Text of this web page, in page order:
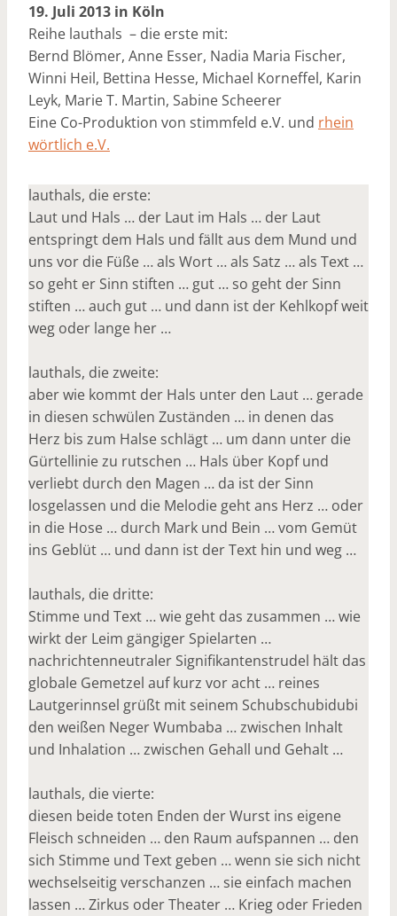
19. Juli 2013 in Köln
Reihe lauthals – die erste mit:
Bernd Blömer, Anne Esser, Nadia Maria Fischer,
Winni Heil, Bettina Hesse, Michael Korneffel, Karin
Leyk, Marie T. Martin, Sabine Scheerer
Eine Co-Produktion von stimmfeld e.V. und rhein
wörtlich e.V.
lauthals, die erste:
Laut und Hals … der Laut im Hals … der Laut
entspringt dem Hals und fällt aus dem Mund und
uns vor die Füße … als Wort … als Satz … als Text …
so geht er Sinn stiften … gut … so geht der Sinn
stiften … auch gut … und dann ist der Kehlkopf weit
weg oder lange her …
lauthals, die zweite:
aber wie kommt der Hals unter den Laut … gerade
in diesen schwülen Zuständen … in denen das
Herz bis zum Halse schlägt … um dann unter die
Gürtellinie zu rutschen … Hals über Kopf und
verliebt durch den Magen … da ist der Sinn
losgelassen und die Melodie geht ans Herz … oder
in die Hose … durch Mark und Bein … vom Gemüt
ins Geblüt … und dann ist der Text hin und weg …
lauthals, die dritte:
Stimme und Text … wie geht das zusammen … wie
wirkt der Leim gängiger Spielarten …
nachrichtenneutraler Signifikantenstrudel hält das
globale Gemetzel auf kurz vor acht … reines
Lautgerinnsel grüßt mit seinem Schubschubidubi
den weißen Neger Wumbaba … zwischen Inhalt
und Inhalation … zwischen Gehall und Gehalt …
lauthals, die vierte:
diesen beide toten Enden der Wurst ins eigene
Fleisch schneiden … den Raum aufspannen … den
sich Stimme und Text geben … wenn sie sich nicht
wechselseitig verschanzen … sie einfach machen
lassen … Zirkus oder Theater … Krieg oder Frieden